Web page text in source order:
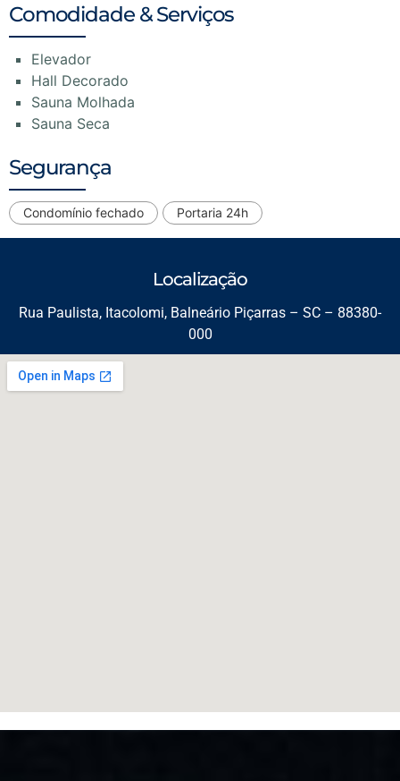
Comodidade & Serviços
Elevador
Hall Decorado
Sauna Molhada
Sauna Seca
Segurança
Condomínio fechado Portaria 24h
Localização
Rua Paulista, Itacolomi, Balneário Piçarras – SC – 88380-
000